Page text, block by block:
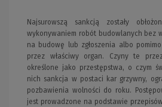
Najsurowszą sankcją zostały
wykonywaniem robót budowlanych bez
na budowę lub zgłoszenia albo
przez właściwy organ. Czyny te
określone jako przestępstwa, o czym
nich sankcja w postaci kar grzywny,
pozbawienia wolności do roku.
jest prowadzone na podstawie